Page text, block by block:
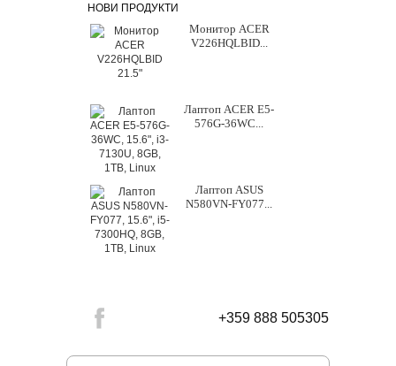
НОВИ ПРОДУКТИ
Монитор ACER
V226HQLBID...
Лаптоп ACER E5-
576G-36WC...
Лаптоп ASUS
N580VN-FY077...
+359 888 505305